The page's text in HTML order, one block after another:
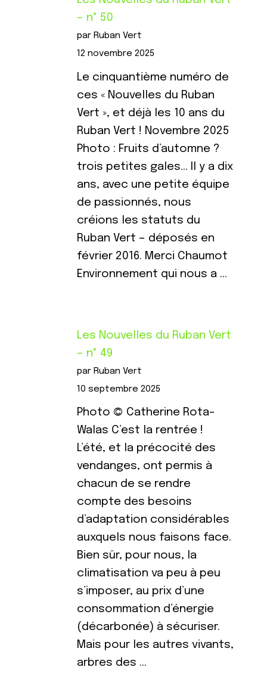
– n° 50
par Ruban Vert
12 novembre 2025
Le cinquantième numéro de
ces « Nouvelles du Ruban
Vert », et déjà les 10 ans du
Ruban Vert ! Novembre 2025
Photo : Fruits d’automne ?
trois petites gales… Il y a dix
ans, avec une petite équipe
de passionnés, nous
créions les statuts du
Ruban Vert – déposés en
février 2016. Merci Chaumot
Environnement qui nous a …
Les Nouvelles du Ruban Vert
– n° 49
par Ruban Vert
10 septembre 2025
Photo © Catherine Rota-
Walas C’est la rentrée !
L’été, et la précocité des
vendanges, ont permis à
chacun de se rendre
compte des besoins
d’adaptation considérables
auxquels nous faisons face.
Bien sûr, pour nous, la
climatisation va peu à peu
s’imposer, au prix d’une
consommation d’énergie
(décarbonée) à sécuriser.
Mais pour les autres vivants,
arbres des …